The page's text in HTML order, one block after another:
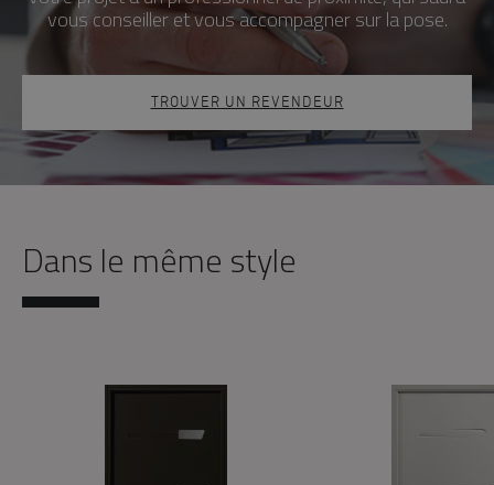
vous conseiller et vous accompagner sur la pose.
TROUVER UN REVENDEUR
Dans le même style